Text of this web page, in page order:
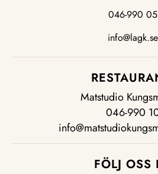
046-990 05
info@lagk.se
Matstudio
046-990
FÖLJ OSS